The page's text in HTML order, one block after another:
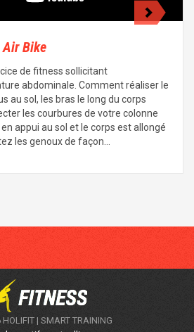
Bike
de fitness sollicitant
abdominale. Comment réaliser le
au sol, les bras le long du corps
les courbures de votre colonne
appui au sol et le corps est allongé
les genoux de façon…
| SMART TRAINING